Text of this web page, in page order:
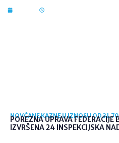
NOVČANE KAZNE U IZNOSU OD
POREZNA UPRAVA FEDERACIJE
IZVRŠENA 24 INSPEKCIJSKA